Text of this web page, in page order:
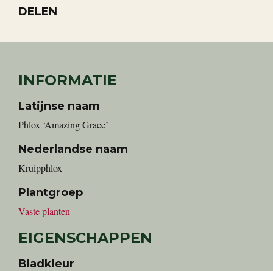
DELEN
INFORMATIE
Latijnse naam
Phlox ‘Amazing Grace’
Nederlandse naam
Kruipphlox
Plantgroep
Vaste planten
EIGENSCHAPPEN
Bladkleur